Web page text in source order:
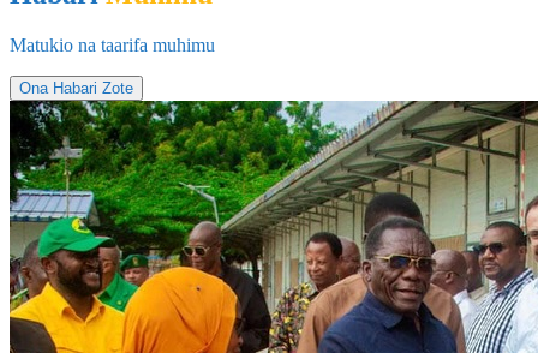
Matukio na taarifa muhimu
Ona Habari Zote